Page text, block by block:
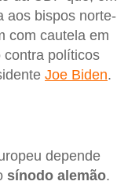
aos bispos norte-
com cautela em
contra políticos
Joe Biden.
depende
sínodo alemão.